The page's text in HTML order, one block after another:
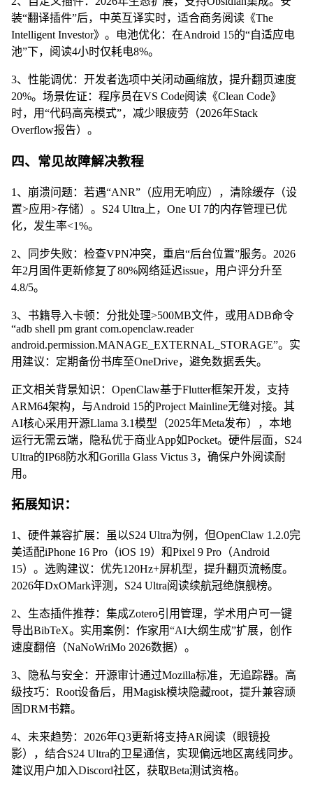
装“翻译插件”后，中英互译实时，适合商务阅读《The
Intelligent Investor》。电池优化：在Android 15的“自适应电
池”下，阅读4小时仅耗电8%。
3、性能调优：开发者选项中关闭动画缩放，提升翻页速度
20%。场景佐证：程序员在VS Code阅读《Clean Code》
时，用“代码高亮模式”，减少眼疲劳（2026年Stack
Overflow报告）。
四、常见故障解决教程
1、崩溃问题：若遇“ANR”（应用无响应），清除缓存（设
置>应用>存储）。S24 Ultra上，One UI 7的内存管理已优
化，发生率<1%。
2、同步失败：检查VPN冲突，重启“后台位置”服务。2026
年2月固件更新修复了80%网络延迟issue，用户评分升至
4.8/5。
3、书籍导入卡顿：分批处理>500MB文件，或用ADB命令
“adb shell pm grant com.openclaw.reader
android.permission.MANAGE_EXTERNAL_STORAGE”。实
用建议：定期备份书库至OneDrive，避免数据丢失。
正文相关背景知识：OpenClaw基于Flutter框架开发，支持
ARM64架构，与Android 15的Project Mainline无缝对接。其
AI核心采用开源Llama 3.1模型（2025年Meta发布），本地
运行无需云端，隐私优于商业App如Pocket。硬件层面，S24
Ultra的IP68防水和Gorilla Glass Victus 3，确保户外阅读耐
用。
拓展知识：
1、硬件兼容扩展：虽以S24 Ultra为例，但OpenClaw 1.2.0完
美适配iPhone 16 Pro（iOS 19）和Pixel 9 Pro（Android
15）。选购建议：优先120Hz+屏机型，提升翻页流畅度。
2026年DxOMark评测，S24 Ultra阅读续航冠绝旗舰榜。
2、生态插件推荐：集成Zotero引用管理，学术用户可一键
导出BibTeX。实用案例：作家用“AI大纲生成”扩展，创作
速度翻倍（NaNoWriMo 2026数据）。
3、隐私与安全：开源审计通过Mozilla标准，无追踪器。高
级技巧：Root设备后，用Magisk模块隐藏root，提升兼容顽
固DRM书籍。
4、未来趋势：2026年Q3更新将支持AR阅读（眼镜投
影），结合S24 Ultra的卫星通信，实现偏远地区离线同步。
建议用户加入Discord社区，获取Beta测试资格。